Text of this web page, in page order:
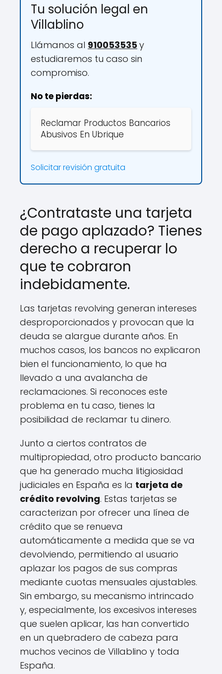
Tu solución legal en
Villablino
Llámanos al 910053535y
estudiaremos tu caso sin
compromiso.
No te pierdas:
Reclamar Productos Bancarios
Abusivos En Ubrique
Solicitar revisión gratuita
¿Contrataste una tarjeta
de pago aplazado? Tienes
derecho a recuperar lo
que te cobraron
indebidamente.
Las tarjetas revolving generan intereses
desproporcionados y provocan que la
deuda se alargue durante años. En
muchos casos, los bancos no explicaron
bien el funcionamiento, lo que ha
llevado a una avalancha de
reclamaciones. Si reconoces este
problema en tu caso, tienes la
posibilidad de reclamar tu dinero.
Junto a ciertos contratos de
multipropiedad, otro producto bancario
que ha generado mucha litigiosidad
judiciales en España es la tarjeta de
crédito revolving. Estas tarjetas se
caracterizan por ofrecer una línea de
crédito que se renueva
automáticamente a medida que se va
devolviendo, permitiendo al usuario
aplazar los pagos de sus compras
mediante cuotas mensuales ajustables.
Sin embargo, su mecanismo intrincado
y, especialmente, los excesivos intereses
que suelen aplicar, las han convertido
en un quebradero de cabeza para
muchos vecinos de Villablino y toda
España.